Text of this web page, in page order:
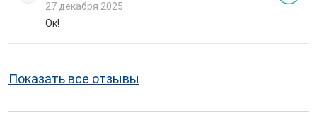
27 декабря 2025
Ок!
Показать все отзывы